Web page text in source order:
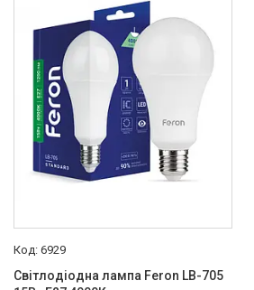
6929
Світлодіодна лампа Feron LB-705